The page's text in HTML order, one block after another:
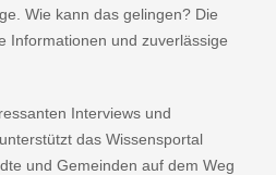
Wie kann das gelingen? Die
Informationen und zuverlässige
Interviews und
das Wissensportal
und Gemeinden auf dem Weg